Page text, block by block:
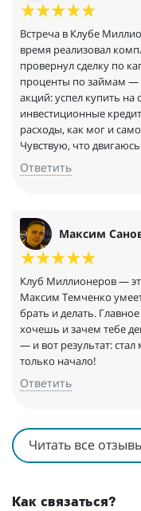
Встреча в Клубе
время реализовал
провернул сделку по
проценты по займам —
акций: успел купить
инвестиционные
расходы, как мог и
Чувствую, что
Ответить
Максим
Клуб Миллионеров —
Максим Темченко
брать и делать.
хочешь и зачем тебе
— и вот результат:
только начало!
Ответить
Читать все
Как связаться?